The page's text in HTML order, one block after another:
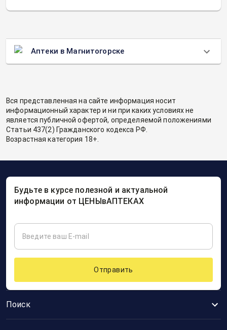
Аптеки в Магнитогорске
Вся представленная на сайте информация носит
информационный характер и ни при каких условиях не
является публичной офертой, определяемой положениями
Статьи 437(2) Гражданского кодекса РФ.
Возрастная категория 18+.
Поиск
Будьте в курсе полезной и актуальной
информации от ЦЕНЫвАПТЕКАХ
Отправить